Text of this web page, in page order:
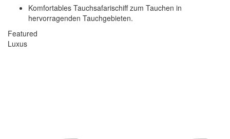
Komfortables Tauchsafarischiff zum Tauchen in
hervorragenden Tauchgebieten.
Featured
Luxus